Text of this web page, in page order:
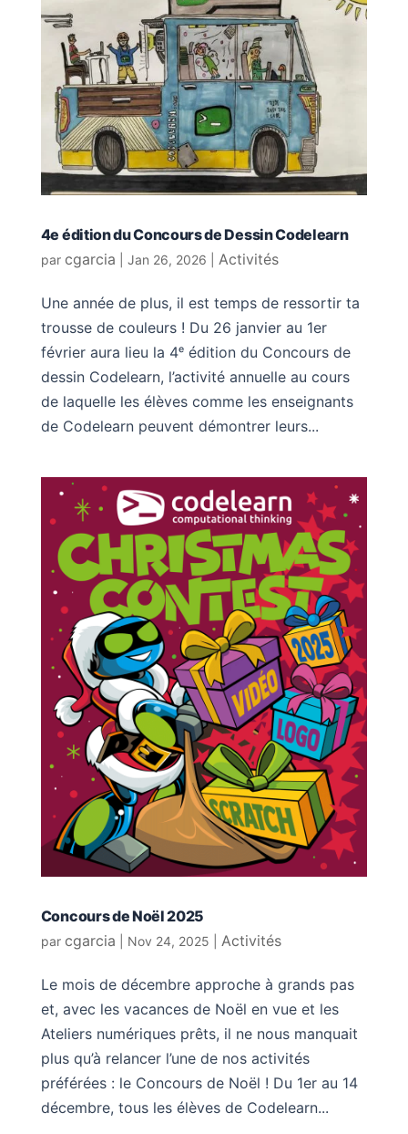
4e édition du Concours de Dessin Codelearn
par cgarcia Jan 26, 2026 Activités
Une année de plus, il est temps de ressortir ta
trousse de couleurs ! Du 26 janvier au 1er
février aura lieu la 4ᵉ édition du Concours de
dessin Codelearn, l’activité annuelle au cours
de laquelle les élèves comme les enseignants
de Codelearn peuvent démontrer leurs...
Concours de Noël 2025
par cgarcia Nov 24, 2025 Activités
Le mois de décembre approche à grands pas
et, avec les vacances de Noël en vue et les
Ateliers numériques prêts, il ne nous manquait
plus qu’à relancer l’une de nos activités
préférées : le Concours de Noël ! Du 1er au 14
décembre, tous les élèves de Codelearn...